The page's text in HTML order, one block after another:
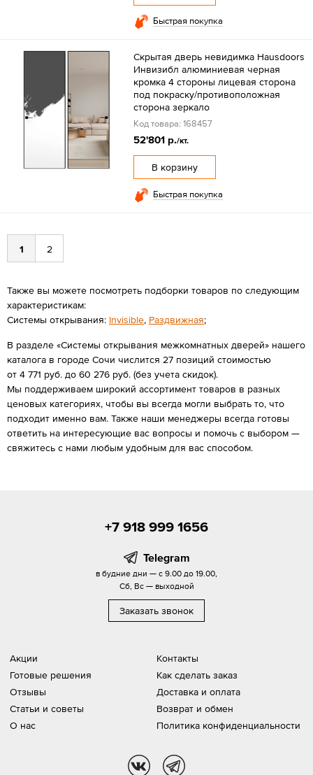
Быстрая покупка
Скрытая дверь невидимка Hausdoors
Инвизибл алюминиевая черная
кромка 4 стороны лицевая сторона
под покраску/противоположная
сторона зеркало
Код товара: 168457
52'801 р./кт.
В корзину
Быстрая покупка
1 2
Также вы можете посмотреть подборки товаров по следующим
характеристикам:
Системы открывания: Invisible, Раздвижная;
В разделе «Системы открывания межкомнатных дверей» нашего
каталога в городе Сочи числится 27 позиций стоимостью
от 4 771 руб. до 60 276 руб. (без учета скидок).
Мы поддерживаем широкий ассортимент товаров в разных
ценовых категориях, чтобы вы всегда могли выбрать то, что
подходит именно вам. Также наши менеджеры всегда готовы
ответить на интересующие вас вопросы и помочь с выбором —
свяжитесь с нами любым удобным для вас способом.
Акции
Готовые решения
Отзывы
Статьи и советы
О нас
Контакты
Как сделать заказ
Доставка и оплата
Возврат и обмен
Политика конфиденциальности
+7 918 999 1656
Telegram
в будние дни — с 9.00 до 19.00,
Сб, Вс — выходной
Заказать звонок